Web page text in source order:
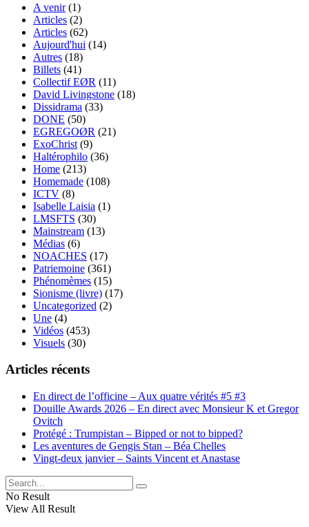
A venir(1)
Articles (2)
Articles (62)
Aujourd'hui (14)
Autres (18)
Billets (41)
Collectif EØR (11)
David Livingstone (18)
Dissidrama (33)
DONE (50)
EGREGOØR (21)
ExoChrist (9)
Haltérophilo (36)
Home (213)
Homemade (108)
ICTV (8)
Isabelle Laisia (1)
LMSFTS (30)
Mainstream (13)
Médias (6)
NOACHES (17)
Patriemoine (361)
Phénomèmes (15)
Sionisme (livre) (17)
Uncategorized (2)
Une (4)
Vidéos (453)
Visuels (30)
Articles récents
En direct de l’officine – Aux quatre vérités #5 #3
Douille Awards 2026 – En direct avec Monsieur K et Gregor
Ovitch
Protégé : Trumpistan – Bipped or not to bipped?
Les aventures de Gengis Stan – Béa Chelles
Vingt-deux janvier – Saints Vincent et Anastase
No Result
View All Result